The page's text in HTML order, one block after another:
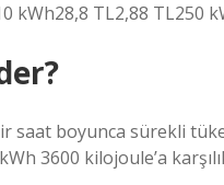
kWh28,8 TL2,88 TL250
saat boyunca sürekli
3600 kilojoule’a